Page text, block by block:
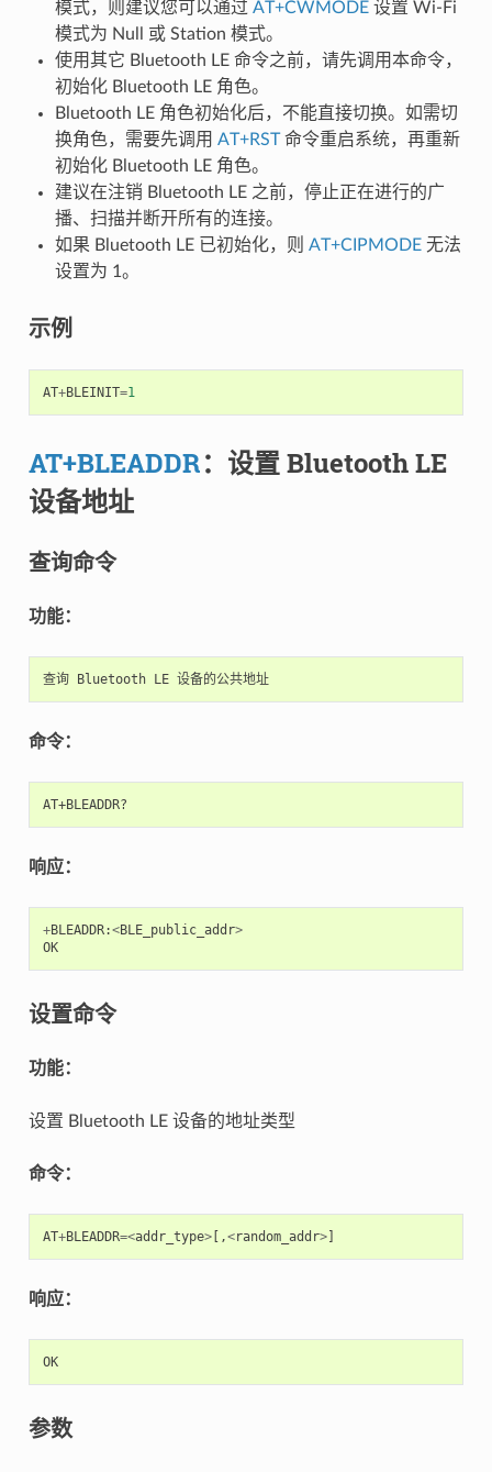
模式，则建议您可以通过 AT+CWMODE设置 Wi-Fi
模式为 Null 或 Station 模式。
使用其它 Bluetooth LE 命令之前，请先调用本命令，
初始化 Bluetooth LE 角色。
Bluetooth LE 角色初始化后，不能直接切换。如需切
换角色，需要先调用 AT+RST命令重启系统，再重新
初始化 Bluetooth LE 角色。
建议在注销 Bluetooth LE 之前，停止正在进行的广
播、扫描并断开所有的连接。
如果 Bluetooth LE 已初始化，则 AT+CIPMODE无法
设置为 1。
示例
AT+BLEINIT=1
AT+BLEADDR：设置 Bluetooth LE
设备地址
查询命令
功能：
查询 Bluetooth LE 设备的公共地址
命令：
响应：
+BLEADDR:<BLE_public_addr>
OK
设置命令
功能：
设置 Bluetooth LE 设备的地址类型
命令：
AT+BLEADDR=<addr_type>[,<random_addr>]
响应：
OK
参数